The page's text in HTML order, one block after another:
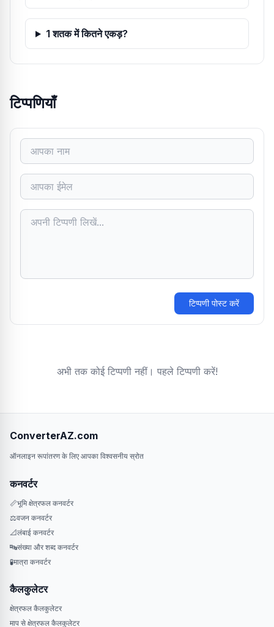
1 शतक में कितने एकड़?
टिप्पणियाँ
टिप्पणी पोस्ट करें
अभी तक कोई टिप्पणी नहीं। पहले टिप्पणी करें!
ConverterAZ.com
ऑनलाइन रूपांतरण के लिए आपका विश्वसनीय स्रोत
कनवर्टर
📏भूमि क्षेत्रफल कनवर्टर
⚖️वजन कनवर्टर
📐लंबाई कनवर्टर
🔤संख्या और शब्द कनवर्टर
🧪मात्रा कनवर्टर
कैलकुलेटर
क्षेत्रफल कैलकुलेटर
माप से क्षेत्रफल कैलकुलेटर